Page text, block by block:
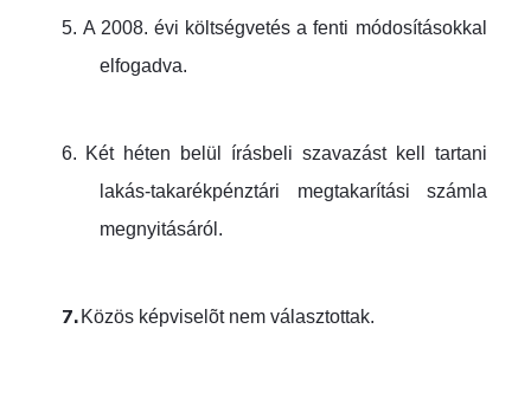
5. A 2008. évi költségvetés a fenti módosításokkal
elfogadva.
6. Két héten belül írásbeli szavazást kell tartani
lakás-takarékpénztári megtakarítási számla
megnyitásáról.
7. Közös képviselõt nem választottak.